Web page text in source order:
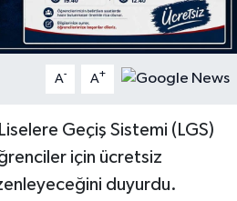
A- A+
Geçiş Sistemi (LGS)
için ücretsiz
duyurdu.